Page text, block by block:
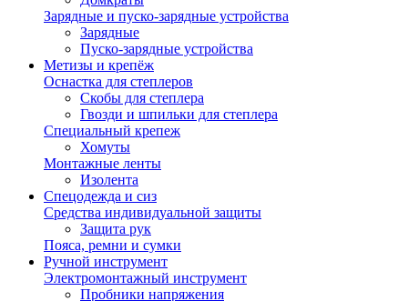
Зарядные и пуско-зарядные устройства
Зарядные
Пуско-зарядные устройства
Метизы и крепёж
Оснастка для степлеров
Скобы для степлера
Гвозди и шпильки для степлера
Специальный крепеж
Хомуты
Монтажные ленты
Изолента
Спецодежда и сиз
Средства индивидуальной защиты
Защита рук
Пояса, ремни и сумки
Ручной инструмент
Электромонтажный инструмент
Пробники напряжения